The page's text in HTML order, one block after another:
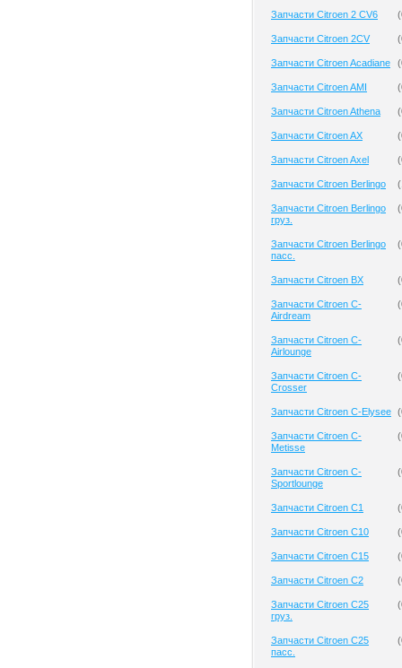
Запчасти Citroen 2 CV6 (
Запчасти Citroen 2CV (
Запчасти Citroen Acadiane (
Запчасти Citroen AMI (
Запчасти Citroen Athena (
Запчасти Citroen AX (
Запчасти Citroen Axel (
Запчасти Citroen Berlingo (
Запчасти Citroen Berlingo
груз.
(
Запчасти Citroen Berlingo
пасс.
(
Запчасти Citroen BX (
Запчасти Citroen C-
Airdream
(
Запчасти Citroen C-
Airlounge
(
Запчасти Citroen C-
Crosser
(
Запчасти Citroen C-Elysee (
Запчасти Citroen C-
Metisse
(
Запчасти Citroen C-
Sportlounge
(
Запчасти Citroen C1 (
Запчасти Citroen C10 (
Запчасти Citroen C15 (
Запчасти Citroen C2 (
Запчасти Citroen C25
груз.
(
Запчасти Citroen C25
пасс.
(